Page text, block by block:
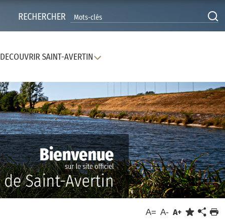
RECHERCHER
DECOUVRIR SAINT-AVERTIN
A= A- A+